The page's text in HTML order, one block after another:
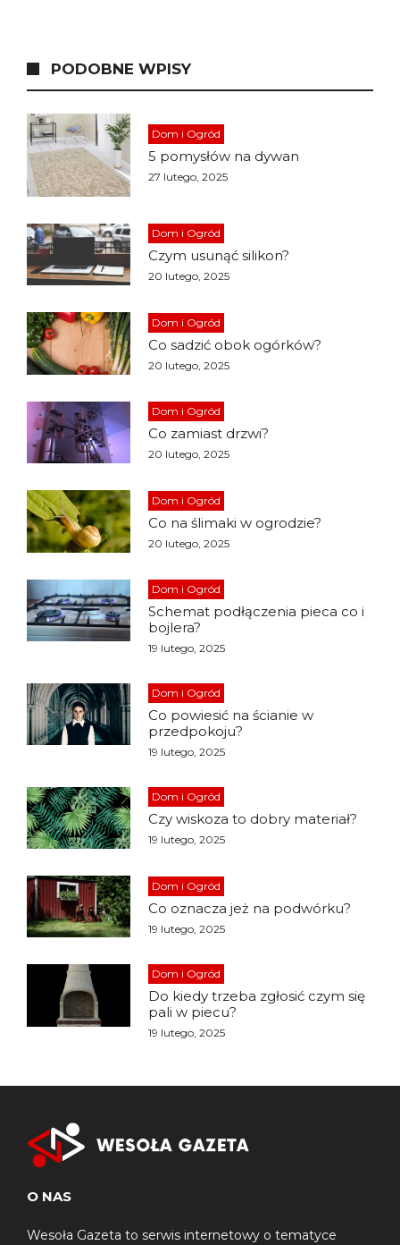
PODOBNE WPISY
Dom i Ogród
5 pomysłów na dywan
27 lutego, 2025
Dom i Ogród
Czym usunąć silikon?
20 lutego, 2025
Dom i Ogród
Co sadzić obok ogórków?
20 lutego, 2025
Dom i Ogród
Co zamiast drzwi?
20 lutego, 2025
Dom i Ogród
Co na ślimaki w ogrodzie?
20 lutego, 2025
Dom i Ogród
Schemat podłączenia pieca co i
bojlera?
19 lutego, 2025
Dom i Ogród
Co powiesić na ścianie w
przedpokoju?
19 lutego, 2025
Dom i Ogród
Czy wiskoza to dobry materiał?
19 lutego, 2025
Dom i Ogród
Co oznacza jeż na podwórku?
19 lutego, 2025
Dom i Ogród
Do kiedy trzeba zgłosić czym się
pali w piecu?
19 lutego, 2025
O NAS
Wesoła Gazeta to serwis internetowy o tematyce